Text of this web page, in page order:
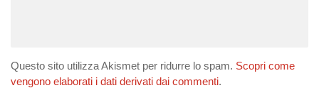
Questo sito utilizza Akismet per ridurre lo spam. Scopri come
vengono elaborati i dati derivati dai commenti.